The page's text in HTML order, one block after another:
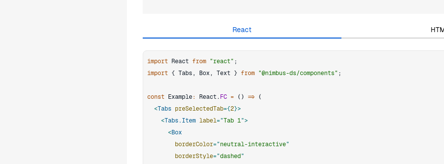
React
import React from "react" ;
import { Tabs, Box, Text } from "@nimbus-ds/components" ;
const Example: React. FC = ( ) =>
(
<Tabs preSelectedTab={2}>
<Tabs.Item label="Tab 1">
<Box
borderColor="neutral-interactive"
borderStyle="dashed "